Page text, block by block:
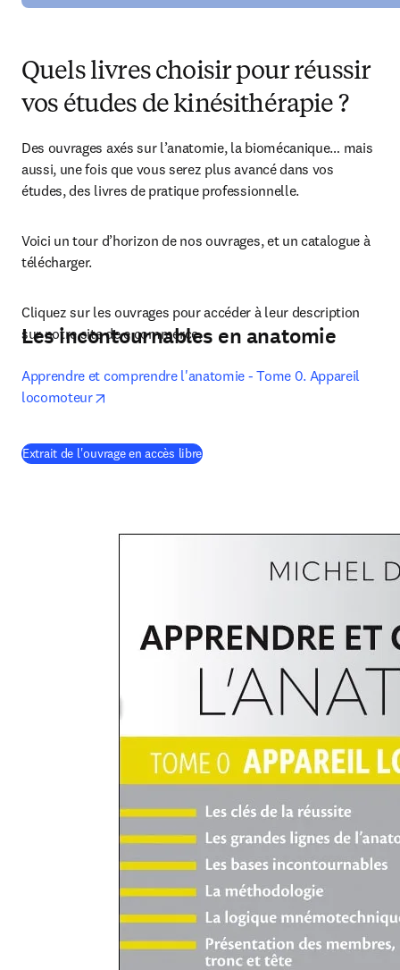
Quels livres choisir pour réussir
vos études de kinésithérapie ?
Des ouvrages axés sur l’anatomie, la biomécanique… mais
aussi, une fois que vous serez plus avancé dans vos
études, des livres de pratique professionnelle.
Voici un tour d’horizon de nos ouvrages, et un catalogue à
télécharger.
Cliquez sur les ouvrages pour accéder à leur description
sur notre site de e commerce.
Les incontournables en anatomie
Apprendre et comprendre l'anatomie - Tome 0. Appareil
locomoteur
Extrait de l'ouvrage en accès libre